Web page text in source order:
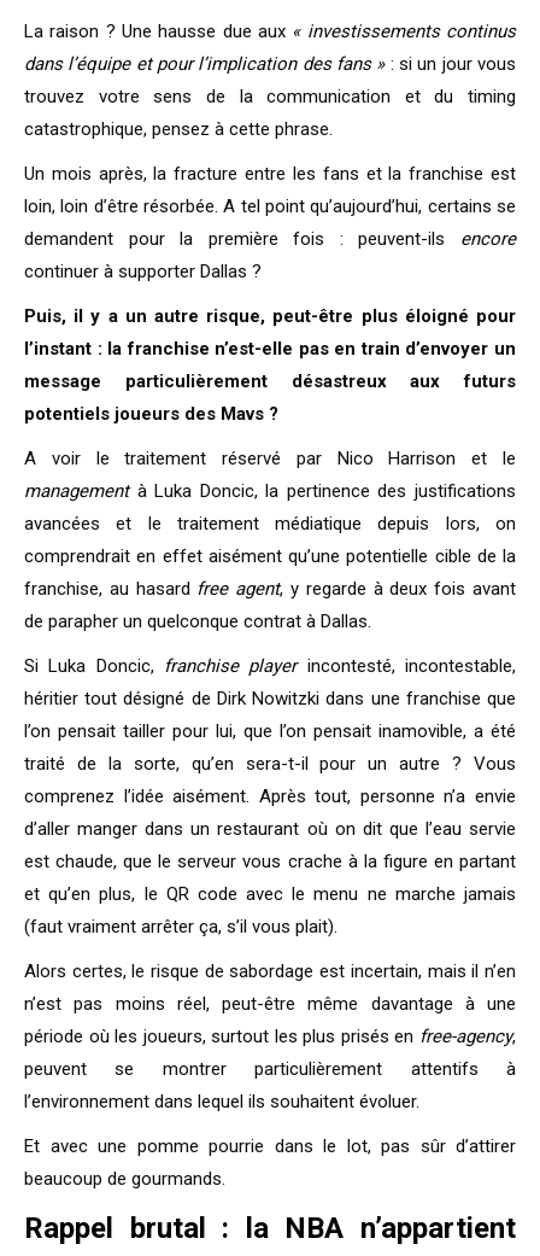
La raison ? Une hausse due aux « investissements continus
dans l’équipe et pour l’implication des fans »: si un jour vous
trouvez votre sens de la communication et du timing
catastrophique, pensez à cette phrase.
Un mois après, la fracture entre les fans et la franchise est
loin, loin d’être résorbée. A tel point qu’aujourd’hui, certains se
demandent pour la première fois : peuvent-ils encore
continuer à supporter Dallas ?
Puis, il y a un autre risque, peut-être plus éloigné pour
l’instant : la franchise n’est-elle pas en train d’envoyer un
message particulièrement désastreux aux futurs
potentiels joueurs des Mavs ?
A voir le traitement réservé par Nico Harrison et le
managementà Luka Doncic, la pertinence des justifications
avancées et le traitement médiatique depuis lors, on
comprendrait en effet aisément qu’une potentielle cible de la
franchise, au hasard free agent, y regarde à deux fois avant
de parapher un quelconque contrat à Dallas.
Si Luka Doncic, franchise playerincontesté, incontestable,
héritier tout désigné de Dirk Nowitzki dans une franchise que
l’on pensait tailler pour lui, que l’on pensait inamovible, a été
traité de la sorte, qu’en sera-t-il pour un autre ? Vous
comprenez l’idée aisément. Après tout, personne n’a envie
d’aller manger dans un restaurant où on dit que l’eau servie
est chaude, que le serveur vous crache à la figure en partant
et qu’en plus, le QR code avec le menu ne marche jamais
(faut vraiment arrêter ça, s’il vous plait).
Alors certes, le risque de sabordage est incertain, mais il n’en
n’est pas moins réel, peut-être même davantage à une
période où les joueurs, surtout les plus prisés en free-agency,
peuvent se montrer particulièrement attentifs à
l’environnement dans lequel ils souhaitent évoluer.
Et avec une pomme pourrie dans le lot, pas sûr d’attirer
beaucoup de gourmands.
Rappel brutal : la NBA n’appartient